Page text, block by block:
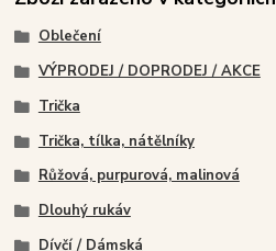
Oblečení
VÝPRODEJ / DOPRODEJ / AKCE
Trička
Trička, tílka, nátělníky
Růžová, purpurová, malinová
Dlouhý rukáv
Dívčí / Dámská